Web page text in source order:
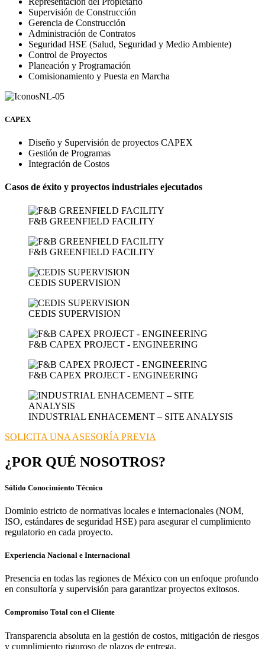
Supervisión de Construcción
Gerencia de Construcción
Administración de Contratos
Seguridad HSE (Salud, Seguridad y Medio Ambiente)
Control de Proyectos
Planeación y Programación
Comisionamiento y Puesta en Marcha
CAPEX
Diseño y Supervisión de proyectos CAPEX
Gestión de Programas
Integración de Costos
Casos de éxito y proyectos industriales ejecutados
F&B GREENFIELD FACILITY
F&B GREENFIELD FACILITY
CEDIS SUPERVISION
CEDIS SUPERVISION
F&B CAPEX PROJECT - ENGINEERING
F&B CAPEX PROJECT - ENGINEERING
INDUSTRIAL ENHACEMENT – SITE ANALYSIS
SOLICITA UNA ASESORÍA PREVIA
¿POR QUÉ NOSOTROS?
Sólido Conocimiento Técnico
Dominio estricto de normativas locales e internacionales (NOM,
ISO, estándares de seguridad HSE) para asegurar el cumplimiento
regulatorio en cada proyecto.
Experiencia Nacional e Internacional
Presencia en todas las regiones de México con un enfoque profundo
en consultoría y supervisión para garantizar proyectos exitosos.
Compromiso Total con el Cliente
Transparencia absoluta en la gestión de costos, mitigación de riesgos
y cumplimiento riguroso de plazos de entrega.